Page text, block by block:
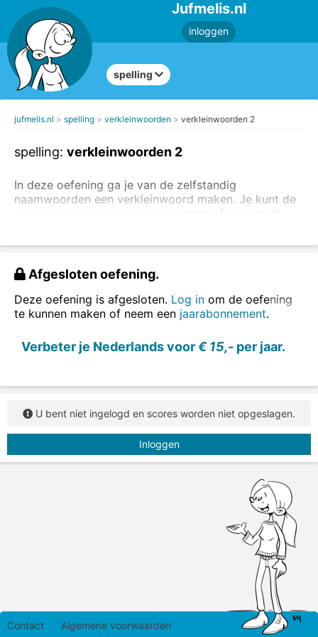
Jufmelis.nl
inloggen
spelling
jufmelis.nl spelling verkleinwoorden verkleinwoorden 2
spelling: verkleinwoorden 2
In deze oefening ga je van de zelfstandig
naamwoorden een verkleinwoord maken. Je kunt de
lezen of je kunt de
het boompje
het huisje
Vul het lidwoord en het verkleinwoord in.
Afgesloten oefening.
Deze oefening is afgesloten. Log in om de oefening
te kunnen maken of neem een jaarabonnement.
Verbeter je Nederlands voor€ 15,- per jaar.
U bent niet ingelogd en scores worden niet opgeslagen.
Inloggen
Contact Algemene voorwaarden